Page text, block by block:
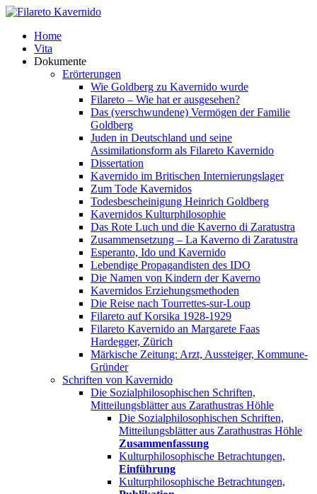
Home
Vita
Dokumente
Erörterungen
Wie Goldberg zu Kavernido wurde
Filareto – Wie hat er ausgesehen?
Das (verschwundene) Vermögen der Familie
Goldberg
Juden in Deutschland und seine
Assimilationsform als Filareto Kavernido
Dissertation
Kavernido im Britischen Internierungslager
Zum Tode Kavernidos
Todesbescheinigung Heinrich Goldberg
Kavernidos Kulturphilosophie
Das Rote Luch und die Kaverno di Zaratustra
Zusammensetzung – La Kaverno di Zaratustra
Esperanto, Ido und Kavernido
Lebendige Propagandisten des IDO
Die Namen von Kindern der Kaverno
Kavernidos Erziehungsmethoden
Die Reise nach Tourrettes-sur-Loup
Filareto auf Korsika 1928-1929
Filareto Kavernido an Margarete Faas
Hardegger, Zürich
Märkische Zeitung: Arzt, Aussteiger, Kommune-
Gründer
Schriften von Kavernido
Die Sozialphilosophischen Schriften,
Mitteilungsblätter aus Zarathustras Höhle
Die Sozialphilosophischen Schriften,
Mitteilungsblätter aus Zarathustras Höhle
Zusammenfassung
Kulturphilosophische Betrachtungen,
Einführung
Kulturphilosophische Betrachtungen,